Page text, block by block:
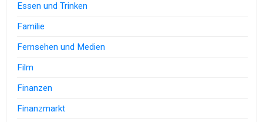
Essen und Trinken
Familie
Fernsehen und Medien
Film
Finanzen
Finanzmarkt